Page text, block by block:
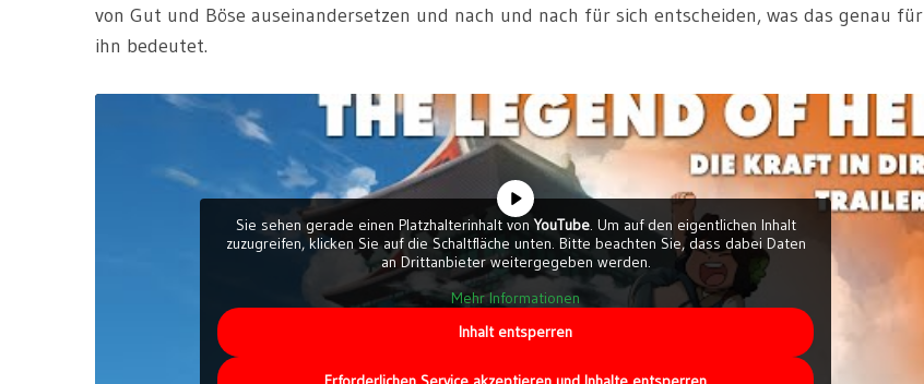
von Gut und Böse auseinandersetzen und nach und nach für sich entscheiden, was das genau für
ihn bedeutet.
Sie sehen gerade einen Platzhalterinhalt vonYouTube. Um auf den eigentlichen Inhalt
zuzugreifen, klicken Sie auf die Schaltfläche unten. Bitte beachten Sie, dass dabei Daten
an Drittanbieter weitergegeben werden.
Mehr Informationen
Inhalt entsperren